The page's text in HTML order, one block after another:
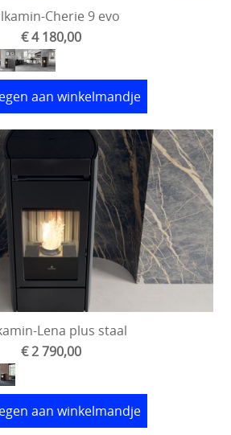
Cherie 9 evo
€ 4 180,00
aan winkelmandje
Lena plus staal
€ 2 790,00
aan winkelmandje